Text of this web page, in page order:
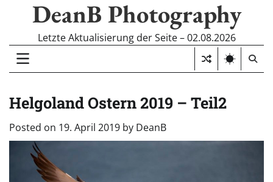
DeanB Photography
Letzte Aktualisierung der Seite – 02.08.2026
Helgoland Ostern 2019 – Teil2
Posted on 19. April 2019 by DeanB